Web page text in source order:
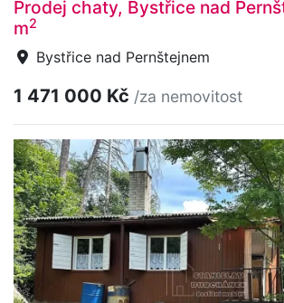
Prodej chaty, Bystřice nad
m2
Bystřice nad Pernštejnem
1 471 000 Kč /za nemovitost